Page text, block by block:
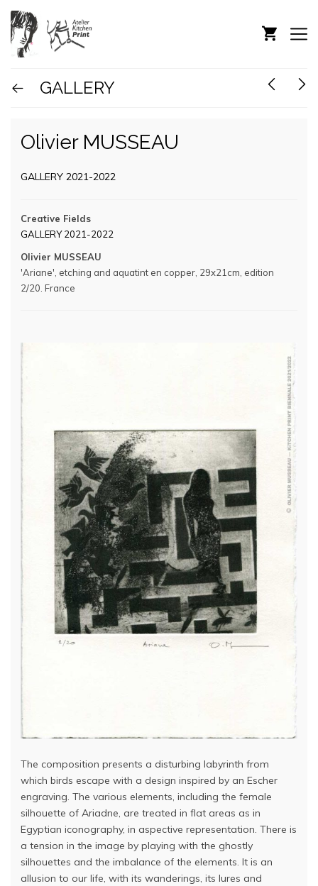
GALLERY
Olivier MUSSEAU
GALLERY 2021-2022
Creative Fields
GALLERY 2021-2022
Olivier MUSSEAU
'Ariane', etching and aquatint en copper, 29x21cm, edition
2/20. France
The composition presents a disturbing labyrinth from
which birds escape with a design inspired by an Escher
engraving. The various elements, including the female
silhouette of Ariadne, are treated in flat areas as in
Egyptian iconography, in aspective representation. There is
a tension in the image by playing with the ghostly
silhouettes and the imbalance of the elements. It is an
allusion to our life, with its wanderings, its lures and